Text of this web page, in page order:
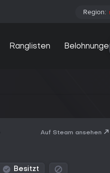
Region:
Ranglisten Belohnungen
Auf Steam ansehen
Besitzt